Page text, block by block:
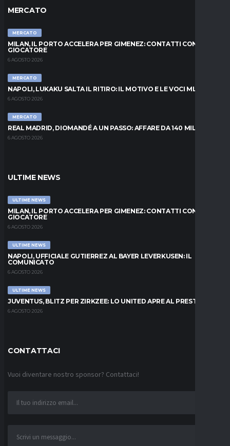
MERCATO
MERCATO
MILAN, IL PORTO ACCELERA PER GIMENEZ: CONTATTI CON IL
GIOCATORE
6 AGOSTO 2026
MERCATO
NAPOLI, LUKAKU SALTA IL RITIRO: IL MOTIVO E LE VOCI MLS
6 AGOSTO 2026
MERCATO
REAL MADRID, DIOMANDÉ A UN PASSO: AFFARE DA 140 MILIONI
6 AGOSTO 2026
ULTIME NEWS
ULTIME NEWS
MILAN, IL PORTO ACCELERA PER GIMENEZ: CONTATTI CON IL
GIOCATORE
6 AGOSTO 2026
ULTIME NEWS
NAPOLI, UFFICIALE GUTIERREZ AL BAYER LEVERKUSEN: IL
COMUNICATO
6 AGOSTO 2026
ULTIME NEWS
JUVENTUS, BLITZ PER ZIRKZEE: LO UNITED APRE AL PRESTITO
6 AGOSTO 2026
CONTATTACI
Vuoi diventare nostro sponsor? Contattaci!